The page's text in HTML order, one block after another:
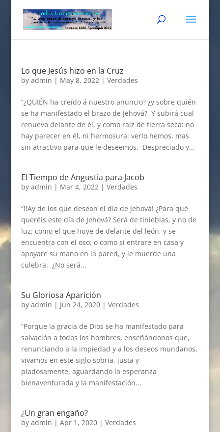
Lo que Jesús hizo en la Cruz
by admin | May 8, 2022| Verdades
“¿QUIÉN ha creído á nuestro anuncio? ¿y sobre quién
se ha manifestado el brazo de Jehová? Y subirá cual
renuevo delante de él, y como raíz de tierra seca: no
hay parecer en él, ni hermosura: verlo hemos, mas
sin atractivo para que le deseemos. Despreciado y...
El Tiempo de Angustia para Jacob
by admin | Mar 4, 2022| Verdades
“!!Ay de los que desean el día de Jehová! ¿Para qué
queréis este día de Jehová? Será de tinieblas, y no de
luz; como el que huye de delante del león, y se
encuentra con el oso; o como si entrare en casa y
apoyare su mano en la pared, y le muerde una
culebra. ¿No será...
Su Gloriosa Aparición
by admin | Jun 24, 2020| Verdades
“Porque la gracia de Dios se ha manifestado para
salvación a todos los hombres, enseñándonos que,
renunciando a la impiedad y a los deseos mundanos,
vivamos en este siglo sobria, justa y
piadosamente, aguardando la esperanza
bienaventurada y la manifestación...
¿Un gran engaño?
by admin | Apr 1, 2020| Verdades